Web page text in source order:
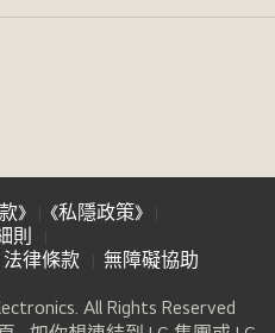
》
《私隱政策》
則
法律條款 無障礙協助
All Rights Reserved